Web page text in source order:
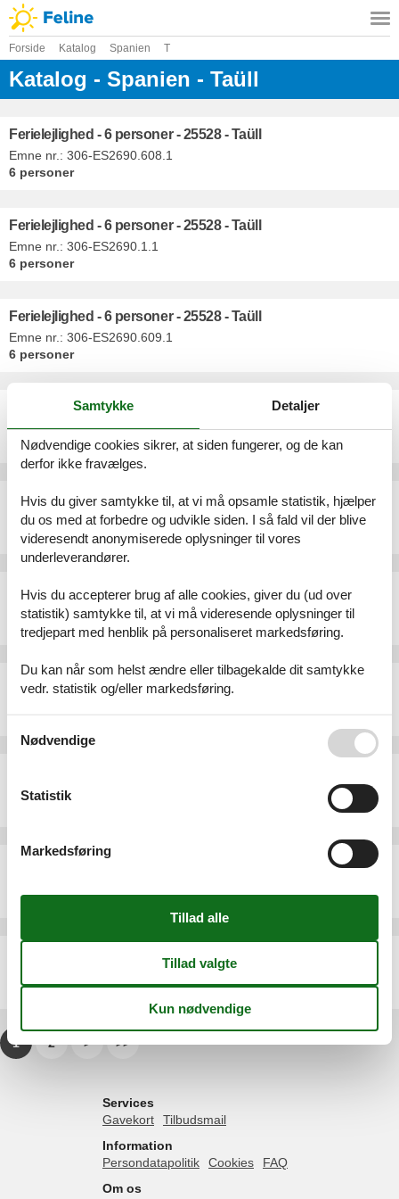
Forside Katalog Spanien T
Katalog - Spanien - Taüll
Ferielejlighed - 6 personer - 25528 - Taüll
Emne nr.: 306-ES2690.608.1
6 personer
Ferielejlighed - 6 personer - 25528 - Taüll
Emne nr.: 306-ES2690.1.1
6 personer
Ferielejlighed - 6 personer - 25528 - Taüll
Emne nr.: 306-ES2690.609.1
6 personer
Ferielejlighed - 6 personer - 25528 - Taüll
Emne nr.:306-ES2690.4.1
6 personer
Ferielejlighed - 6 personer - 25528 - Taüll
Emne nr.:306-ES2690.102.3
6 personer
Ferielejlighed - 4 personer - 25528 - Taüll
Emne nr.:306-ES2690.607.1
4 personer
Ferielejlighed - 4 personer - 25528 - Taüll
Emne nr.:306-ES2690.606.1
Ferielejlighed - 4 personer - 25528 - Taüll
4 personer
2 personer
1 2 > >>
Services
Gavekort
Tilbudsmail
Information
Persondatapolitik
Cookies
FAQ
Om os
Samtykke Detaljer
Nødvendige cookies sikrer, at siden fungerer, og de kan
derfor ikke fravælges.
Hvis du giver samtykke til, at vi må opsamle statistik, hjælper
du os med at forbedre og udvikle siden. I så fald vil der blive
videresendt anonymiserede oplysninger til vores
underleverandører.
Hvis du accepterer brug af alle cookies, giver du (ud over
statistik) samtykke til, at vi må videresende oplysninger til
tredjepart med henblik på personaliseret markedsføring.
Du kan når som helst ændre eller tilbagekalde dit samtykke
vedr. statistik og/eller markedsføring.
Nødvendige
Statistik
Markedsføring